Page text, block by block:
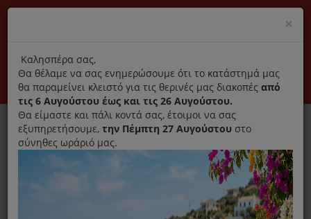
Αποκλειστικά γνήσια ανταλλακτικά
Σύνδεση Εγγραφή Εταιρεία Επικοινωνία
0
×
title
Καλησπέρα σας,
Θα θέλαμε να σας ενημερώσουμε ότι το κατάστημά μας
θα παραμείνει κλειστό για τις θερινές μας διακοπές από
τις 6 Αυγούστου έως και τις 26 Αυγούστου.
Θα είμαστε και πάλι κοντά σας, έτοιμοι να σας
εξυπηρετήσουμε, την Πέμπτη 27 Αυγούστου στο
σύνηθες ωράριό μας.